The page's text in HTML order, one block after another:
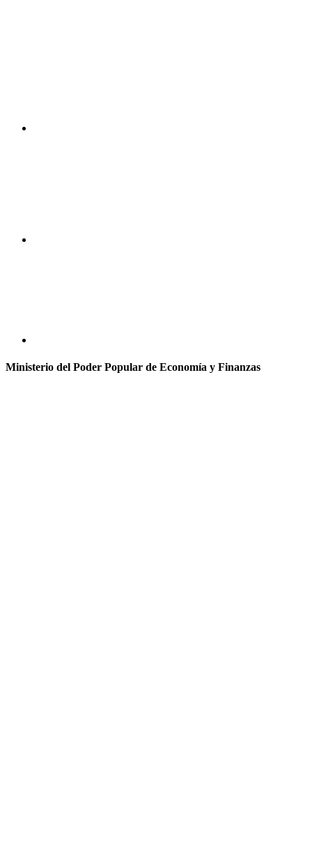
Ministerio del Poder Popular de Economía y Finanzas